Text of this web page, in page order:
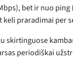
bet ir nuo
praradimai per
periodiškai